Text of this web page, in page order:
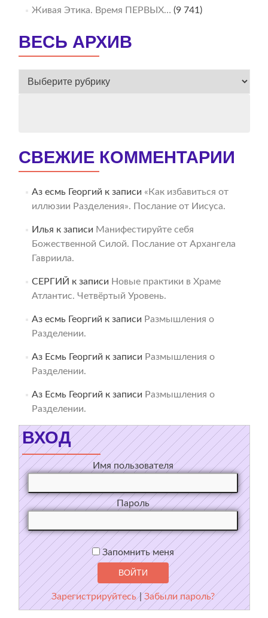
Живая Этика. Время ПЕРВЫХ… (9 741)
ВЕСЬ АРХИВ
ВЕСЬ
СВЕЖИЕ КОММЕНТАРИИ
Аз есмь Георгий к записи «Как избавиться от
иллюзии Разделения». Послание от Иисуса.
Илья к записи Манифестируйте себя
Божественной Силой. Послание от Архангела
Гавриила.
СЕРГИЙ к записи Новые практики в Храме
Атлантис. Четвёртый Уровень.
Аз есмь Георгий к записи Размышления о
Разделении.
Аз Есмь Георгий к записи Размышления о
Разделении.
Аз Есмь Георгий к записи Размышления о
Разделении.
ВХОД
Имя пользователя
Пароль
Запомнить меня
Зарегистрируйтесь |Забыли пароль?